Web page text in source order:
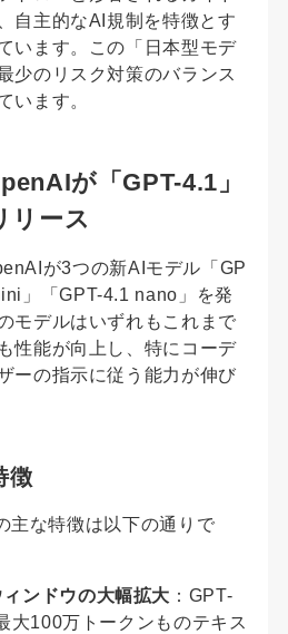
自主的なAI規制を特徴とす
います。この「日本型モデ
少のリスク対策のバランス
います。
が「GPT-4.1」
リース
が3つの新AIモデル「GP
」「GPT-4.1 nano」を発
モデルはいずれもこれまで
性能が向上し、特にコーデ
ーの指示に従う能力が伸び
徴
主な特徴は以下の通りで
ンドウの大幅拡大 ：GPT-
大100万トークンものテキス